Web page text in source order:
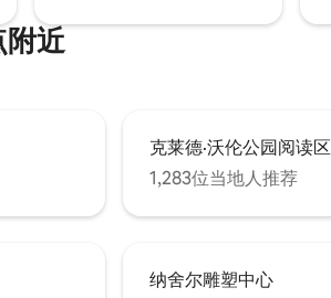
近
克莱德·沃伦公园阅读区
1,283位当地人推荐
纳舍尔雕塑中心